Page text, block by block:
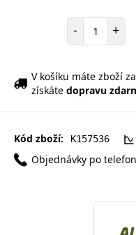
- Počet+
V košíku máte zboží za
získáte dopravu
Kód zboží: K157536
Objednávky po